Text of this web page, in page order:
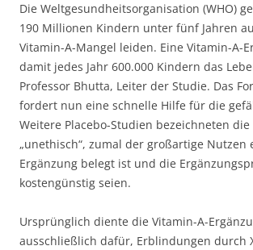
Die Weltgesundheitsorganisation (WHO)
190 Millionen Kindern unter fünf Jahren
Vitamin-A-Mangel leiden. Eine Vitamin-A-
damit jedes Jahr 600.000 Kindern das
Professor Bhutta, Leiter der Studie. Das
fordert nun eine schnelle Hilfe für die
Weitere Placebo-Studien bezeichneten die
„unethisch“, zumal der großartige Nutzen
Ergänzung belegt ist und die
kostengünstig seien.
Ursprünglich diente die Vitamin-A-
ausschließlich dafür, Erblindungen durch